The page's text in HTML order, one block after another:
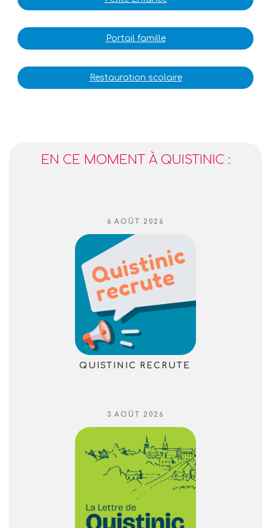
Portail famille
Restauration scolaire
EN CE MOMENT À QUISTINIC :
PUBLIÉ
6 AOÛT 2026
QUISTINIC RECRUTE
PUBLIÉ
3 AOÛT 2026